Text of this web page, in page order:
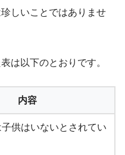
しいことではありませ
は以下のとおりです。
内容
供はいないとされてい